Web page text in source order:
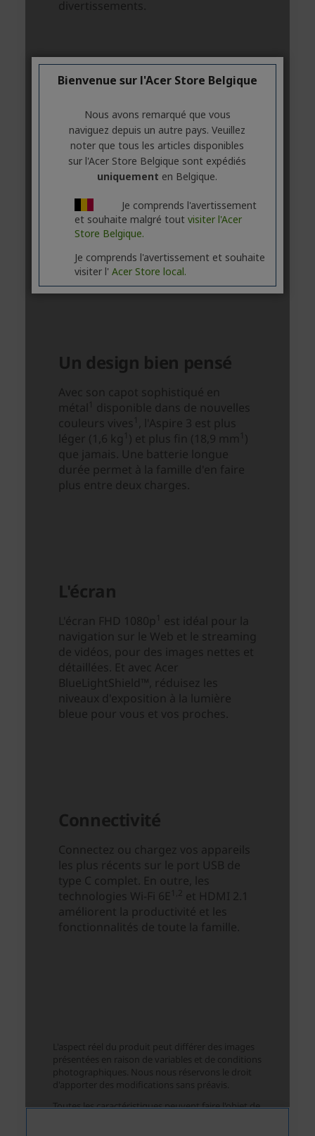
Bienvenue sur l'Acer Store Belgique
Nous avons remarqué que vous
naviguez depuis un autre pays. Veuillez
noter que tous les articles disponibles
sur l'Acer Store Belgique sont expédiés
uniquement en Belgique.
Je comprends l'avertissement
et souhaite malgré tout visiter l'Acer
Store Belgique.
Je comprends l'avertissement et souhaite
visiter l' Acer Store local.